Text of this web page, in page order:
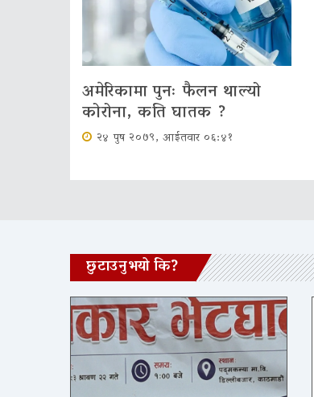
अमेरिकामा पुनः फैलन थाल्यो
कोरोना, कति घातक ?
२४ पुष २०७९, आईतवार ०६:४१
छुटाउनुभयो कि?